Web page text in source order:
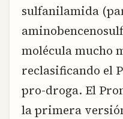
sulfanilamida
molécula mucho
reclasificando el
pro-droga. El
la primera